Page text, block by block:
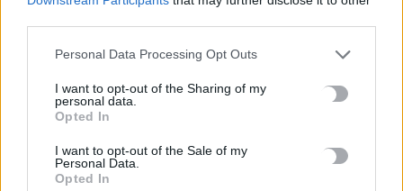
Personal Data Processing Opt Outs
I want to opt-out of the Sharing of my
personal data.
Opted In
I want to opt-out of the Sale of my
Personal Data.
Opted In
Το Ελληνικό Μεσογειακό Πανεπιστήμιο εκδίδει ηλεκτρονικά
τα Πρακτικά του Διεπιστημονικού Συνεδρίου «Ρένα
Κυριακού»
ΔΕΕΠ (ΝΟΔΕ) Ηρακλείου: Με έργα η κυβέρνηση Μητσοτάκη